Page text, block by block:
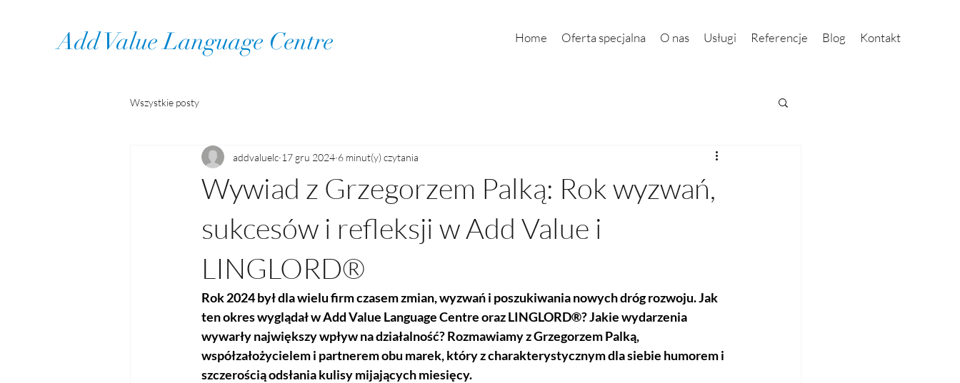
Add Value Language Centre Home Oferta specjalna O nas Usługi Referencje Blog Kontakt
Wszystkie posty
Wywiad z Grzegorzem Palką: Rok wyzwań,
sukcesów i refleksji w Add Value i
LINGLORD®
addvaluelc 17 gru 2024 6 minut(y) czytania
Rok 2024 był dla wielu firm czasem zmian, wyzwań i poszukiwania nowych dróg rozwoju. Jak
ten okres wyglądał w Add Value Language Centre oraz LINGLORD®? Jakie wydarzenia
wywarły największy wpływ na działalność? Rozmawiamy z Grzegorzem Palką,
współzałożycielem i partnerem obu marek, który z charakterystycznym dla siebie humorem i
szczerością odsłania kulisy mijających miesięcy.